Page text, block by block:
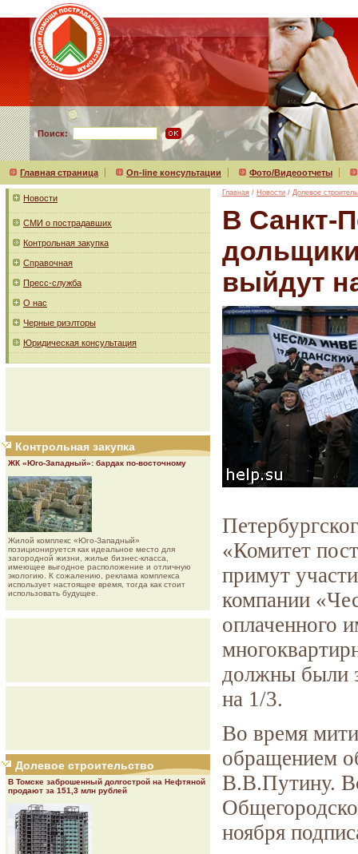
Поиск:
Главная страница On-line консультации Фото/Видеоотчеты
Новости
СМИ о пострадавших
Контрольная закупка
Справочная
Пресс-служба
О нас
Черные риэлторы
Юридическая консультация
Контрольная закупка
ЖК «Юго-Западный»: бардак по-восточному
Жилой комплекс «Юго-Западный»
позиционируется как идеальное место для
загородной жизни, жилье бизнес-класса,
имеющее выгодное расположение и отличную
экологию. К сожалению, реклама комплекса
использует настоящее время, тогда как стоит
использовать будущее.
Долевое строительство
В Томске заброшенный долгострой на Нефтяной
продают за 151,3 млн рублей
Главная / Новости / Долевое
В Санкт-
выйдут
«Комитет
примут
компании
оплаченного
должны были
на 1/3.
Во время
обращением
В.В.Путину.
ноября